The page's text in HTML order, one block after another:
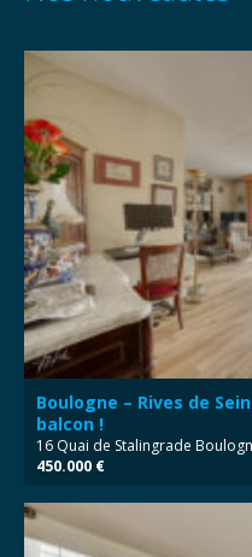
Boulogne – Rives de
balcon !
16 Quai de Stalingrade
450.000 €